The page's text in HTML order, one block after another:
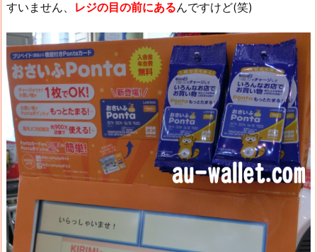
すいません、 レジの目の前にあるんですけど(笑)